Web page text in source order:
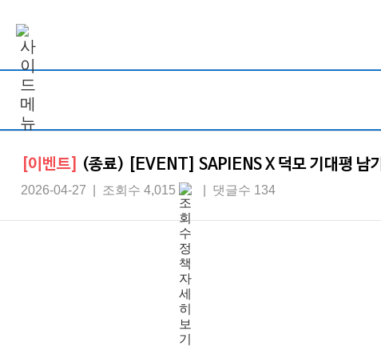
[이벤트] (종료) [EVENT] SAPIENS X 덕모 기대평 남
2026-04-27 | 조회수 4,015 | 댓글수 134